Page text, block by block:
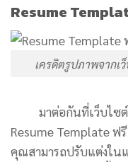
Resume
เครดิตรูปภาพจากเ
มาต่อกันที่เว็บไซต์
Resume Template ฟ
คุณสามารถปรับแต่งใน